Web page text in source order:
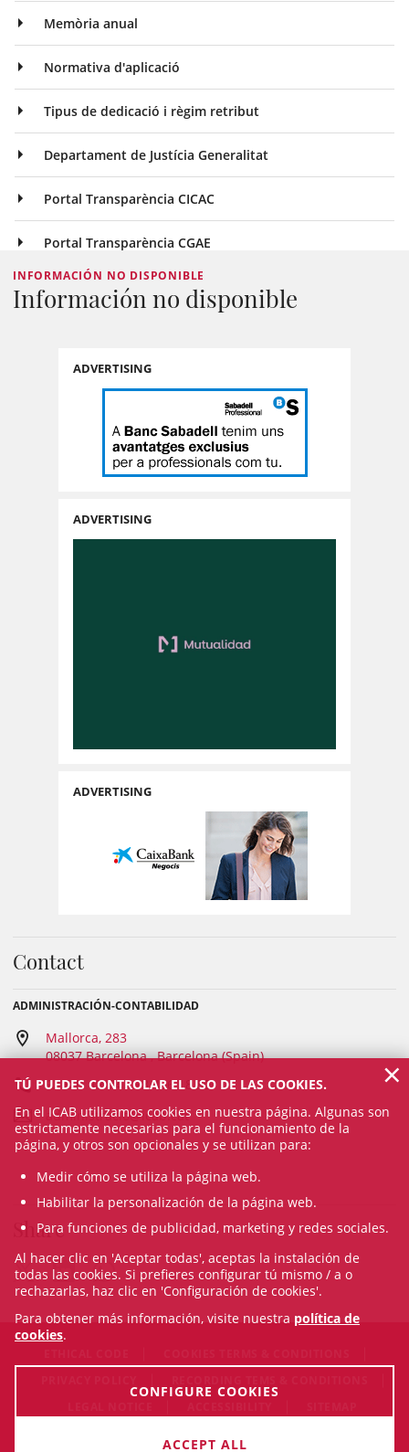
Memòria anual
Normativa d'aplicació
Tipus de dedicació i règim retribut
Departament de Justícia Generalitat
Portal Transparència CICAC
Portal Transparència CGAE
INFORMACIÓN NO DISPONIBLE
Información no disponible
ADVERTISING
ADVERTISING
ADVERTISING
Contact
ADMINISTRACIÓN-CONTABILIDAD
Mallorca, 283
08037 Barcelona , Barcelona (Spain)
93 601 12 74 / 93 496 18 80
administracio@icab.cat
Share
© Sun Aug 09 05:30:37 CEST 2026 Il·lustre Col·legi de
TÚ PUEDES CONTROLAR EL USO DE LAS COOKIES.
En el ICAB utilizamos cookies en nuestra página. Algunas son
estrictamente necesarias para el funcionamiento de la
página, y otros son opcionales y se utilizan para:
Medir cómo se utiliza la página web.
Habilitar la personalización de la página web.
Para funciones de publicidad, marketing y redes sociales.
Al hacer clic en 'Aceptar todas', aceptas la instalación de
todas las cookies. Si prefieres configurar tú mismo / a o
rechazarlas, haz clic en 'Configuración de cookies'.
Para obtener más información, visite nuestra política de
cookies.
CONFIGURE COOKIES
ACCEPT ALL
×